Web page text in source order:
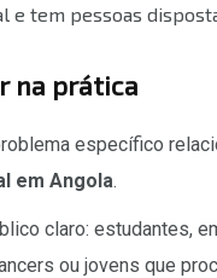
e tem pessoas
na prática
específico
em Angola.
claro: estudantes,
ou jovens que